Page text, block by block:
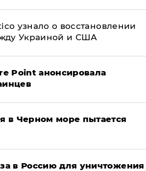
узнало о восстановлении
Украиной и США
Point анонсировала
в Черном море пытается
в Россию для уничтожения